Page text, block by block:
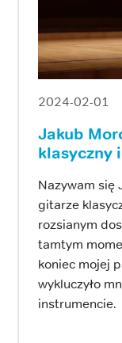
2024-02-01
Jakub
klasyczny
Nazywam się
gitarze
rozsianym
tamtym
koniec mojej
wykluczyło
instrumencie.